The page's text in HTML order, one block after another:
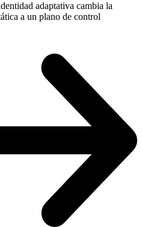
adaptativa cambia la
a un plano de control